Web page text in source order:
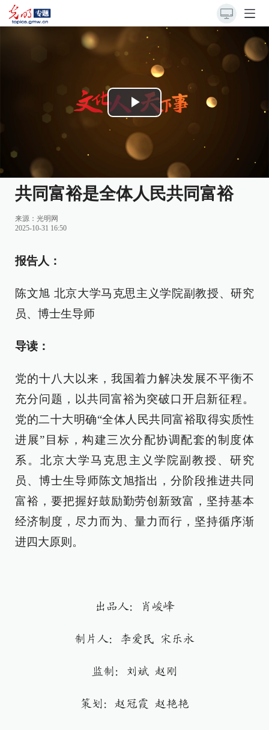
Play
Video
共同富裕是全体人民共同富裕
来源： 光明网
2025-10-31 16:50
报告人：
陈文旭 北京大学马克思主义学院副教授、研究
员、博士生导师
导读：
党的十八大以来，我国着力解决发展不平衡不
充分问题，以共同富裕为突破口开启新征程。
党的二十大明确“全体人民共同富裕取得实质性
进展”目标，构建三次分配协调配套的制度体
系。北京大学马克思主义学院副教授、研究
员、博士生导师陈文旭指出，分阶段推进共同
富裕，要把握好鼓励勤劳创新致富，坚持基本
经济制度，尽力而为、量力而行，坚持循序渐
进四大原则。
出品人：肖峻峰
制片人：李爱民 宋乐永
监制：刘斌 赵刚
策划：赵冠霞 赵艳艳